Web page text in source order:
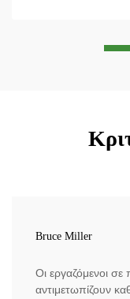
Bruce Miller
Οι εργαζόμενοι σε
αντιμετωπίζουν